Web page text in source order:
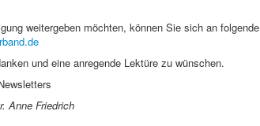
weitergeben möchten, können Sie sich an folgende
und eine anregende Lektüre zu wünschen.
Anne Friedrich